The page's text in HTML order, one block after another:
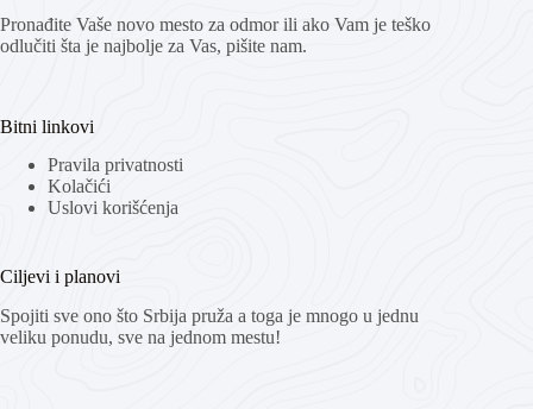
Pronađite Vaše novo mesto za odmor ili ako Vam je teško
odlučiti šta je najbolje za Vas, pišite nam.
Bitni linkovi
Pravila privatnosti
Kolačići
Uslovi korišćenja
Ciljevi i planovi
Spojiti sve ono što Srbija pruža a toga je mnogo u jednu
veliku ponudu, sve na jednom mestu!